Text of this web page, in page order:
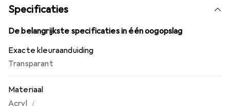
Specificaties
De belangrijkste specificaties in één oogopslag
Exacte kleuraanduiding
Transparant
Materiaal
Acryl i